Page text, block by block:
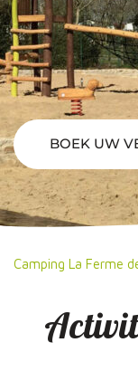
BOEK UW
Camping La Ferme